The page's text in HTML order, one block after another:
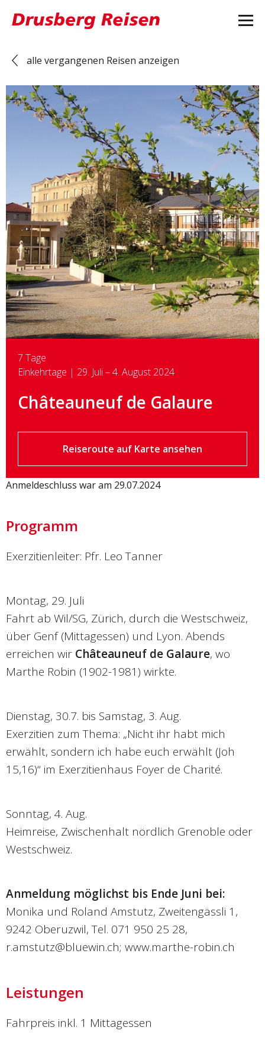
alle vergangenen Reisen anzeigen
7 Tage
Einkehrtage | 29. Juli – 4. August 2024
Châteauneuf de Galaure
Reiseroute auf Karte ansehen
Anmeldeschluss war am 29.07.2024
Programm
Exerzitienleiter: Pfr. Leo Tanner
Montag, 29. Juli
Fahrt ab Wil/SG, Zürich, durch die Westschweiz,
über Genf (Mittagessen) und Lyon. Abends
erreichen wir Châteauneuf de Galaure, wo
Marthe Robin (1902-1981) wirkte.
Dienstag, 30.7. bis Samstag, 3. Aug.
Exerzitien zum Thema: „Nicht ihr habt mich
erwählt, sondern ich habe euch erwählt (Joh
15,16)“ im Exerzitienhaus Foyer de Charité.
Sonntag, 4. Aug.
Heimreise, Zwischenhalt nördlich Grenoble oder
Westschweiz.
Anmeldung möglichst bis Ende Juni bei:
Monika und Roland Amstutz, Zweitengässli 1,
9242 Oberuzwil, Tel. 071 950 25 28,
r.amstutz@bluewin.ch; www.marthe-robin.ch
Leistungen
Fahrpreis inkl. 1 Mittagessen